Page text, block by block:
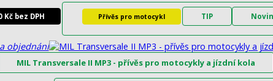
Kč bez DPH Přívěs pro motocykl TIP
objednání
MIL Transversale II MP3 - přívěs pro motocykly a jízdní kola